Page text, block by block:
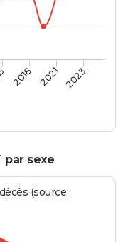
2018 2021 2023
par sexe
(source :